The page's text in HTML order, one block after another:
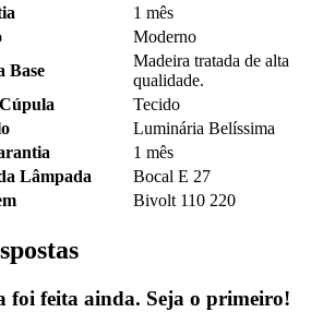
1 mês
Moderno
Base
Madeira tratada de alta
qualidade.
Tecido
Luminária Belíssima
1 mês
Lâmpada
Bocal E 27
Bivolt 110 220
foi feita ainda. Seja o primeiro!